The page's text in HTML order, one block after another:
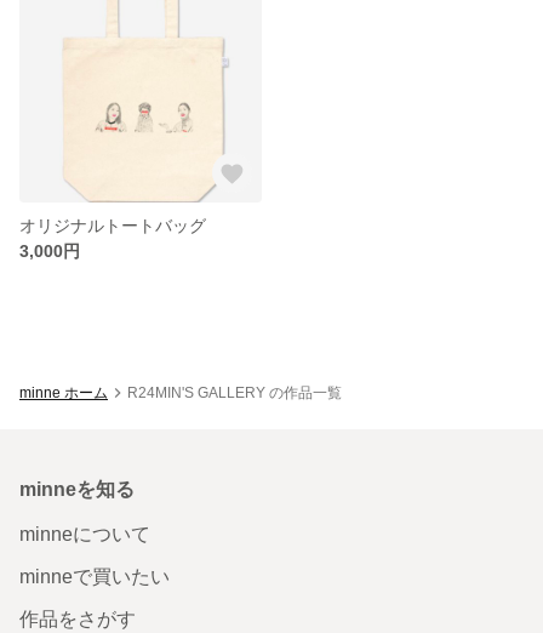
オリジナルトートバッグ
3,000円
minne ホーム R24MIN'S GALLERY の作品一覧
minneを知る
minneについて
minneで買いたい
作品をさがす